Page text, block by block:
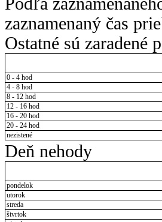
zaznamenaný čas
Ostatné sú zaradené
0 - 4 hod
4 - 8 hod
8 - 12 hod
12 - 16 hod
16 - 20 hod
20 - 24 hod
nezistené
Deň nehody
pondelok
utorok
streda
štvrtok